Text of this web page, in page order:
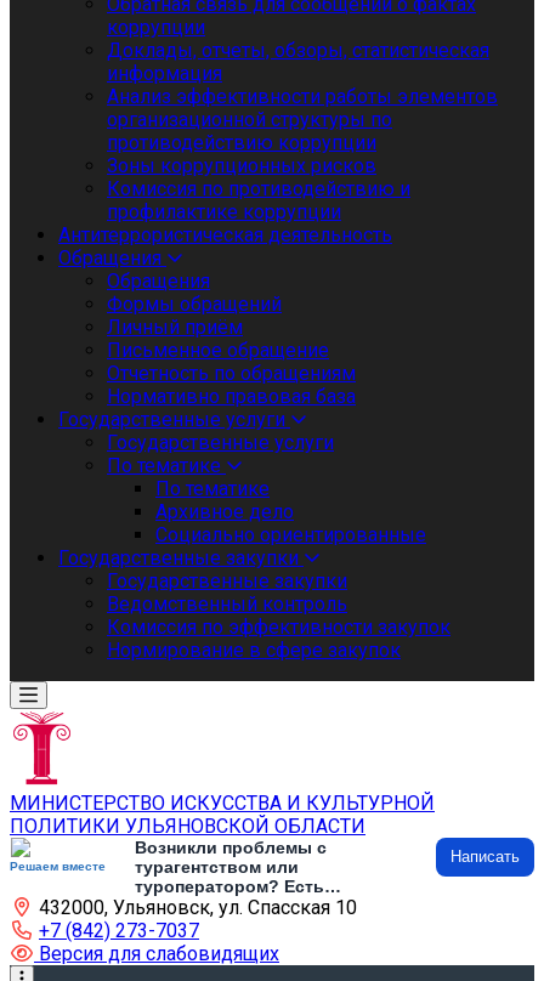
коррупции
Доклады, отчеты, обзоры, статистическая
информация
Анализ эффективности работы элементов
организационной структуры по
противодействию коррупции
Зоны коррупционных рисков
Комиссия по противодействию и
профилактике коррупции
Антитеррористическая деятельность
Обращения
Обращения
Формы обращений
Личный приём
Письменное обращение
Отчетность по обращениям
Нормативно правовая база
Государственные услуги
Государственные услуги
По тематике
По тематике
Архивное дело
Социально ориентированные
Государственные закупки
Государственные закупки
Ведомственный контроль
Комиссия по эффективности закупок
Нормирование в сфере закупок
МИНИСТЕРСТВО ИСКУССТВА И КУЛЬТУРНОЙ
ПОЛИТИКИ УЛЬЯНОВСКОЙ ОБЛАСТИ
Решаем вместе
Возникли проблемы с
турагентством или
туроператором? Есть
предложения по развитию
туризма и туристической
инфраструктуры? Напишите об
этом
Написать
432000, Ульяновск, ул. Спасская 10
+7 (842) 273-7037
Версия для слабовидящих